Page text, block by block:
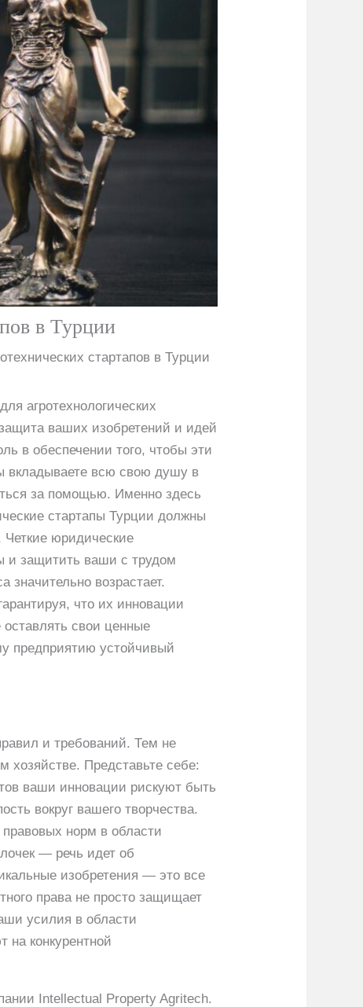
в Турции
стартапов в Турции
агротехнологических
ваших изобретений и идей
в обеспечении того, чтобы эти
вкладываете всю свою душу в
за помощью. Именно здесь
стартапы Турции должны
юридические
и защитить ваши с трудом
возрастает.
что их инновации
свои ценные
предприятию устойчивый
и требований. Тем не
хозяйстве. Представьте себе:
ваши инновации рискуют быть
вокруг вашего творчества.
норм в области
— речь идет об
изобретения — это все
права не просто защищает
усилия в области
на конкурентной
Intellectual Property Agritech.